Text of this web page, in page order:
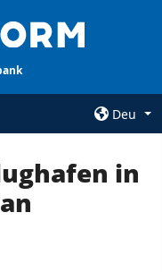
Deu
AGENTUR
in